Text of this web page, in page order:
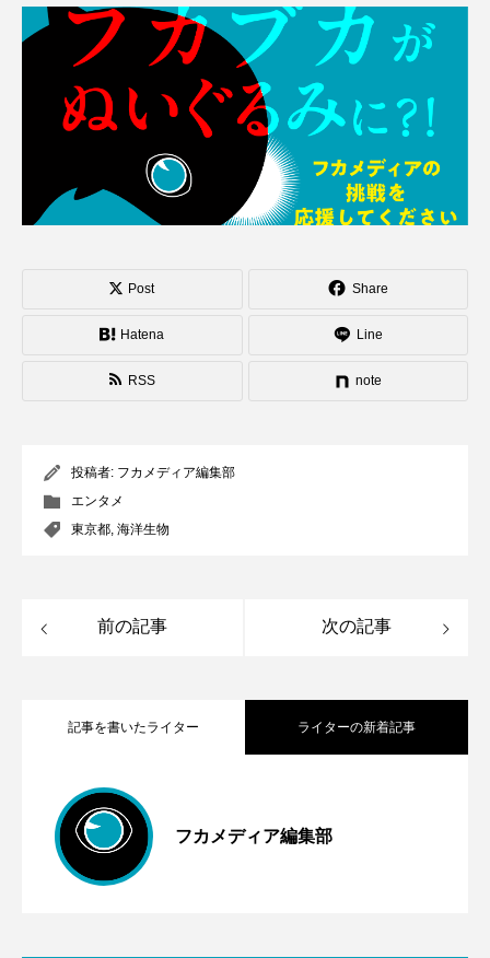
Post Share
Hatena Line
RSS note
投稿者: フカメディア編集部
エンタメ
東京都, 海洋生物
前の記事 次の記事
記事を書いたライター ライターの新着記事
フカメディア編集部
2026.07.12
2026.06.29